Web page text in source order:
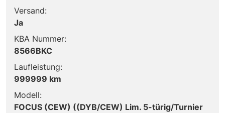
Versand:
Ja
KBA Nummer:
8566BKC
Laufleistung:
999999 km
Modell:
FOCUS (CEW) ((DYB/CEW) Lim. 5-türig/Turnier